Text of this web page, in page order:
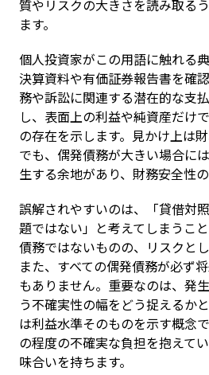
質やリスクの大きさを読み取る
ます。
個人投資家がこの用語に触れる
決算資料や有価証券報告書を確
務や訴訟に関連する潜在的な支
し、表面上の利益や純資産だけ
の存在を示します。見かけ上は
でも、偶発債務が大きい場合に
生する余地があり、財務安全性
誤解されやすいのは、「貸借対
題ではない」と考えてしまうこ
債務ではないものの、リスクと
また、すべての偶発債務が必ず
もありません。重要なのは、発
う不確実性の幅をどう捉えるか
は利益水準そのものを示す概念
の程度の不確実な負担を抱えて
味合いを持ちます。